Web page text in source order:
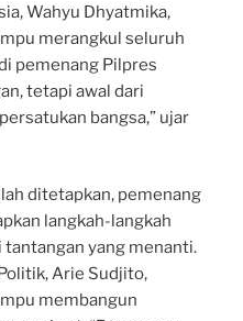
Wahyu Dhyatmika,
merangkul seluruh
pemenang Pilpres
tetapi awal dari
bangsa,” ujar
ditetapkan, pemenang
langkah-langkah
yang menanti.
Arie Sudjito,
membangun